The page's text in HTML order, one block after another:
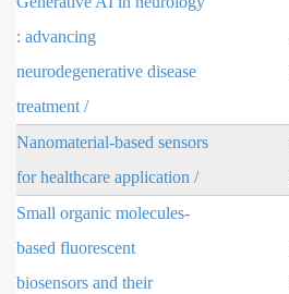
: advancing
neurodegenerative disease
treatment /
Nanomaterial-based sensors
for healthcare application /
Small organic molecules-
based fluorescent
biosensors and their